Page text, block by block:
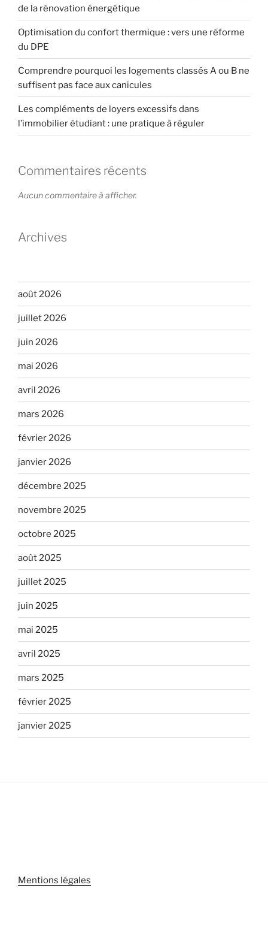
de la rénovation énergétique
Optimisation du confort thermique : vers une réforme
du DPE
Comprendre pourquoi les logements classés A ou B ne
suffisent pas face aux canicules
Les compléments de loyers excessifs dans
l’immobilier étudiant : une pratique à réguler
Commentaires récents
Aucun commentaire à afficher.
Archives
août 2026
juillet 2026
juin 2026
mai 2026
avril 2026
mars 2026
février 2026
janvier 2026
décembre 2025
novembre 2025
octobre 2025
août 2025
juillet 2025
juin 2025
mai 2025
avril 2025
mars 2025
février 2025
janvier 2025
Mentions légales